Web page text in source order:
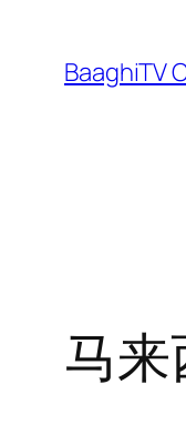
content
BaaghiTV
马